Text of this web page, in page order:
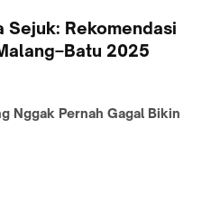
Sejuk: Rekomendasi
2025
Nggak Pernah Gagal Bikin